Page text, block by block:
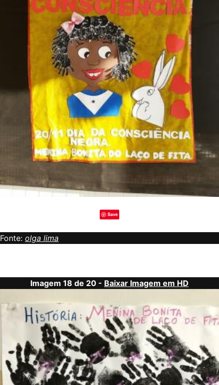
Save
Fonte: olga lima
Imagem 18 de 20 - Baixar Imagem em HD